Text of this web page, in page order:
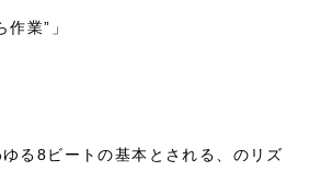
作業”」
る8ビートの基本とされる、のリズ